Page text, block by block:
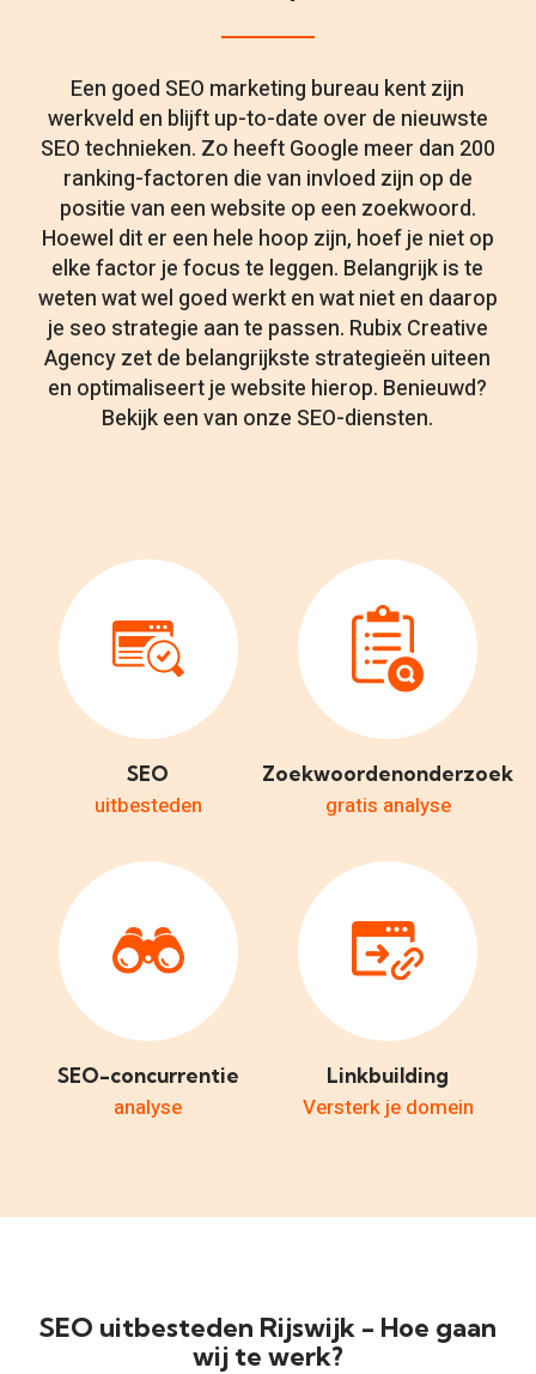
Een goed SEO marketing bureau kent zijn
werkveld en blijft up-to-date over de nieuwste
SEO technieken. Zo heeft Google meer dan 200
ranking-factoren die van invloed zijn op de
positie van een website op een zoekwoord.
Hoewel dit er een hele hoop zijn, hoef je niet op
elke factor je focus te leggen. Belangrijk is te
weten wat wel goed werkt en wat niet en daarop
je seo strategie aan te passen. Rubix Creative
Agency zet de belangrijkste strategieën uiteen
en optimaliseert je website hierop. Benieuwd?
Bekijk een van onze SEO-diensten.
SEO
uitbesteden
Zoekwoordenonderzoek
gratis analyse
SEO-concurrentie
analyse
Linkbuilding
Versterk je domein
SEO uitbesteden Rijswijk - Hoe gaan
wij te werk?